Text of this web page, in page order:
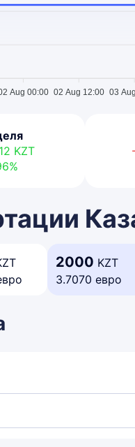
Aug 00:00 02 Aug 12:00 03
KZT
2000 KZT
3.7070 евро